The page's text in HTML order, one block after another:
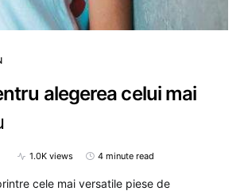
alegerea celui mai
1.0K views 4 minute read
cele mai versatile piese de